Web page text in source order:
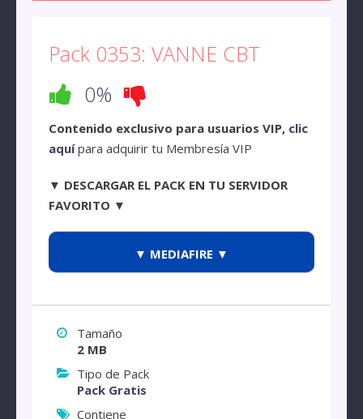
Pack 0353: VANNE CBT
0%
Contenido exclusivo para usuarios VIP, clic
aquípara adquirir tu Membresía VIP
▼ DESCARGAR EL PACK EN TU SERVIDOR
FAVORITO ▼
▼ MEDIAFIRE ▼
Tamaño
2 MB
Tipo de Pack
Pack Gratis
Contiene